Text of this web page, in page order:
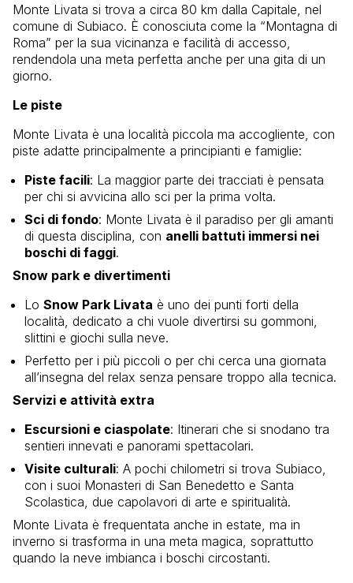
Monte Livata si trova a circa 80 km dalla Capitale, nel
comune di Subiaco. È conosciuta come la “Montagna di
Roma” per la sua vicinanza e facilità di accesso,
rendendola una meta perfetta anche per una gita di un
giorno.
Le piste
Monte Livata è una località piccola ma accogliente, con
piste adatte principalmente a principianti e famiglie:
Piste facili: La maggior parte dei tracciati è pensata
per chi si avvicina allo sci per la prima volta.
Sci di fondo: Monte Livata è il paradiso per gli amanti
di questa disciplina, con anelli battuti immersi nei
boschi di faggi.
Snow park e divertimenti
Lo Snow Park Livata è uno dei punti forti della
località, dedicato a chi vuole divertirsi su gommoni,
slittini e giochi sulla neve.
Perfetto per i più piccoli o per chi cerca una giornata
all’insegna del relax senza pensare troppo alla tecnica.
Servizi e attività extra
Escursioni e ciaspolate: Itinerari che si snodano tra
sentieri innevati e panorami spettacolari.
Visite culturali: A pochi chilometri si trova Subiaco,
con i suoi Monasteri di San Benedetto e Santa
Scolastica, due capolavori di arte e spiritualità.
Monte Livata è frequentata anche in estate, ma in
inverno si trasforma in una meta magica, soprattutto
quando la neve imbianca i boschi circostanti.